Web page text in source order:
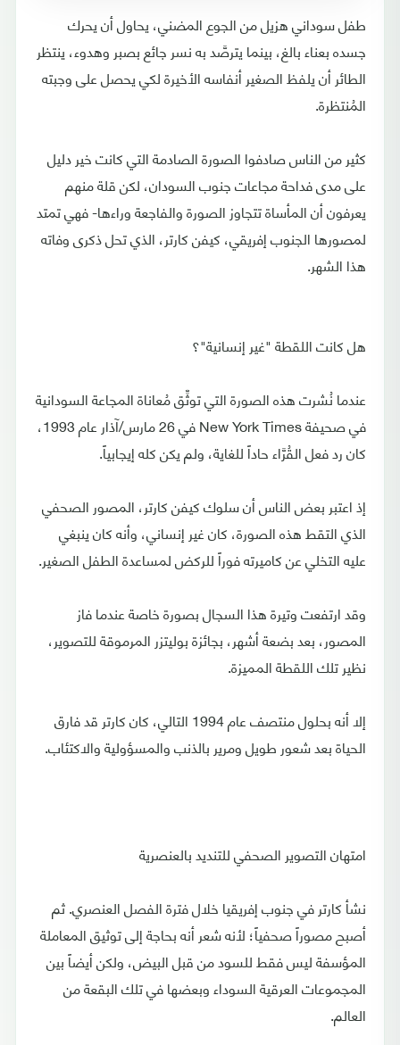
طفل سوداني هزيل من الجوع المضني، يحاول أن يحرك
جسده بعناء بالغ، بينما يترصَّد به نسر جائع بصبر وهدوء، ينتظر
الطائر أن يلفظ الصغير أنفاسه الأخيرة لكي يحصل على وجبته
المُنتظرة.
كثير من الناس صادفوا الصورة الصادمة التي كانت خير دليل
على مدى فداحة مجاعات جنوب السودان، لكن قلة منهم
يعرفون أن المأساة تتجاوز الصورة والفاجعة وراءها- فهي تمتد
لمصورها الجنوب إفريقي، كيفن كارتر، الذي تحل ذكرى وفاته
هذا الشهر.
هل كانت اللقطة "غير إنسانية"؟
عندما نُشرت هذه الصورة التي توثِّق مُعاناة المجاعة السودانية
في صحيفة New York Times في 26 مارس/آذار عام 1993،
كان رد فعل القُرَّاء حاداً للغاية، ولم يكن كله إيجابياً.
إذ اعتبر بعض الناس أن سلوك كيفن كارتر، المصور الصحفي
الذي التقط هذه الصورة، كان غير إنساني، وأنه كان ينبغي
عليه التخلي عن كاميرته فوراً للركض لمساعدة الطفل الصغير.
وقد ارتفعت وتيرة هذا السجال بصورة خاصة عندما فاز
المصور، بعد بضعة أشهر، بجائزة بوليتزر المرموقة للتصوير،
نظير تلك اللقطة المميزة.
إلا أنه بحلول منتصف عام 1994 التالي، كان كارتر قد فارق
الحياة بعد شعور طويل ومرير بالذنب والمسؤولية والاكتئاب.
امتهان التصوير الصحفي للتنديد بالعنصرية
نشأ كارتر في جنوب إفريقيا خلال فترة الفصل العنصري. ثم
أصبح مصوراً صحفياً؛ لأنه شعر أنه بحاجة إلى توثيق المعاملة
المؤسفة ليس فقط للسود من قبل البيض، ولكن أيضاً بين
المجموعات العرقية السوداء وبعضها في تلك البقعة من
العالم.